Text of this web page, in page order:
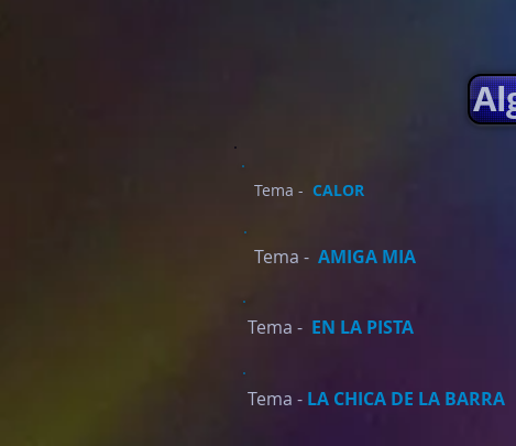
Tema - CALOR
Tema - AMIGA MIA
Tema - EN LA PISTA
Tema - LA CHICA DE LA BARRA